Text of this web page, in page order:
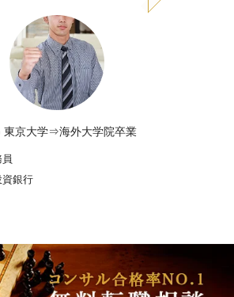
東京大学⇒海外大学院卒業
資銀行